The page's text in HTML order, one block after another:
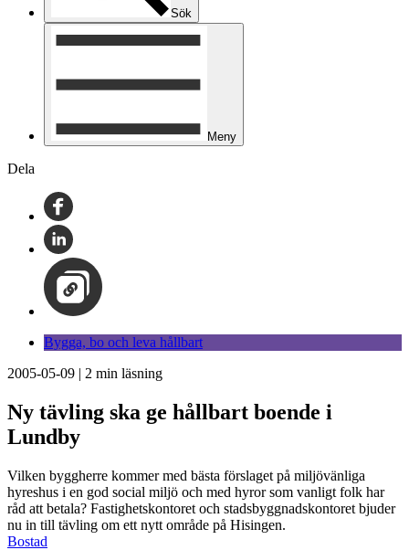
Sök
Meny
Dela
Bygga, bo och leva hållbart
2005-05-09 | 2 min läsning
Ny tävling ska ge hållbart boende i
Lundby
Vilken byggherre kommer med bästa förslaget på miljövänliga
hyreshus i en god social miljö och med hyror som vanligt folk har
råd att betala? Fastighetskontoret och stadsbyggnadskontoret bjuder
nu in till tävling om ett nytt område på Hisingen.
Bostad